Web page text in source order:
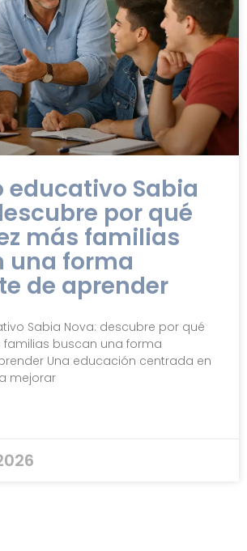
educativo Sabia
por qué
más familias
una forma
de aprender
Sabia Nova: descubre por qué
buscan una forma
Una educación centrada en
mejorar